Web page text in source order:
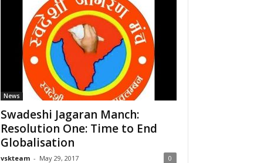
News
Swadeshi Jagaran Manch:
Resolution One: Time to End
Globalisation
vskteam - May 29, 2017 0